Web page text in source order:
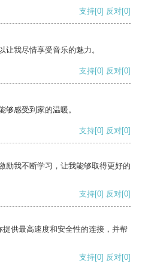
支持[0] 反对[0]
让我尽情享受音乐的魅力。
支持[0] 反对[0]
够感受到家的温暖。
支持[0] 反对[0]
励我不断学习，让我能够取得更好的
支持[0] 反对[0]
供最高速度和安全性的连接，并帮
支持[0] 反对[0]